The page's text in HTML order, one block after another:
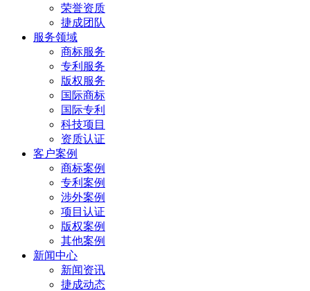
荣誉资质
捷成团队
服务领域
商标服务
专利服务
版权服务
国际商标
国际专利
科技项目
资质认证
客户案例
商标案例
专利案例
涉外案例
项目认证
版权案例
其他案例
新闻中心
新闻资讯
捷成动态